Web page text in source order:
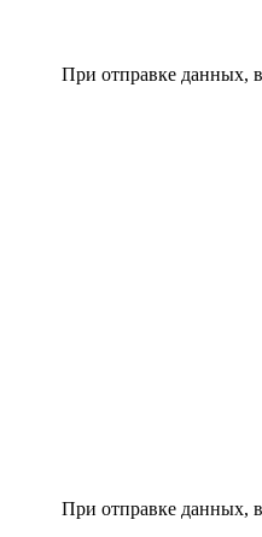
При отправке данных,
При отправке данных,